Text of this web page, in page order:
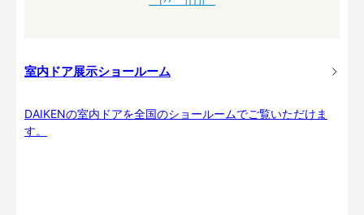
室内ドア展示ショールーム
DAIKENの室内ドアを全国のショールームでご覧いただけま
す。